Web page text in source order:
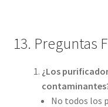
13. Preguntas
¿Los
No todos los